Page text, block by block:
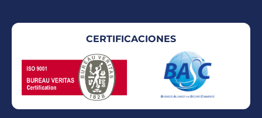
CERTIFICACIONES